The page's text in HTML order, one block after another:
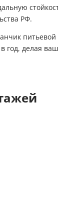
РФ.
питьевой
год, делая